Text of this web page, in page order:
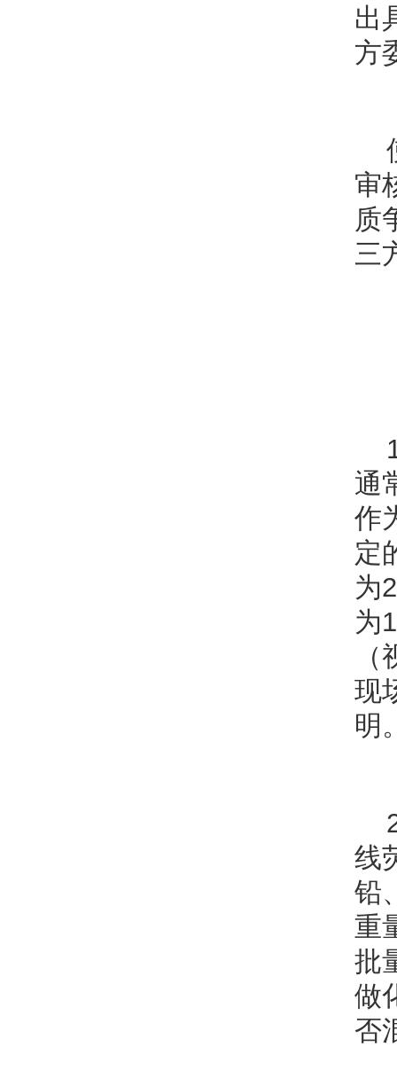
出
方
审
质
三
通
作
定
为
为
现
明
线
铅
重
批
做
否